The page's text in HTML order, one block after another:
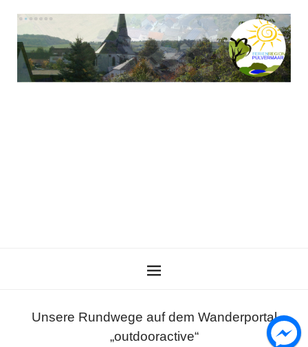
Unsere Rundwege auf dem Wanderportal
„outdooractive“